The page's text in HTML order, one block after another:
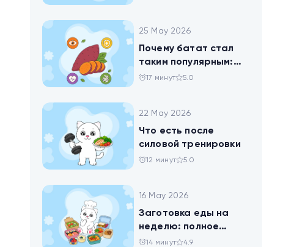
25 May 2026
Почему батат стал
таким популярным:
всё о пользе
17 минут 5.0
22 May 2026
Что есть после
силовой тренировки
12 минут 5.0
16 May 2026
Заготовка еды на
неделю: полное
руководство для
14 минут 4.9